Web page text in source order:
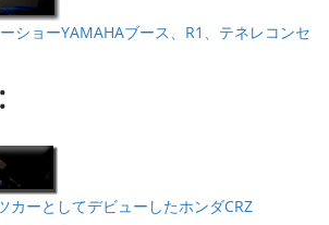
ショーYAMAHAブース、R1、テネレコンセ
:
カーとしてデビューしたホンダCRZ